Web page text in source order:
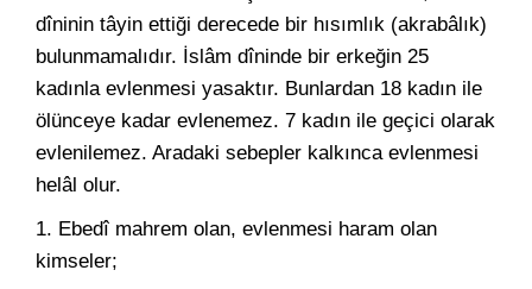
dîninin tâyin ettiği derecede bir hısımlık (akrabâlık)
bulunmamalıdır. İslâm dîninde bir erkeğin 25
kadınla evlenmesi yasaktır. Bunlardan 18 kadın ile
ölünceye kadar evlenemez. 7 kadın ile geçici olarak
evlenilemez. Aradaki sebepler kalkınca evlenmesi
helâl olur.
1. Ebedî mahrem olan, evlenmesi haram olan
kimseler;